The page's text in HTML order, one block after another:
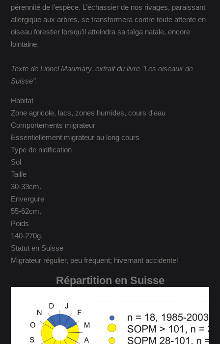
pérennité de l’espèce. L’échassier de nos rivages, paraissant
allergique aux arbres, se transformera contre toute attente en
oiseau forestier lorsqu’il atteindra sa taïga natale, encore
lointaine.
Texte de Lionel Maumary, extrait du livre "Les oiseaux de
Suisse".
Habitat
Zone agricole, lacs, zones humides, cours d'eau
Comportements migrateur
Essentiellement migrateur au long cours
Type de nidification
Sol
Taille
30-33cm.
Envergure
55-62cm.
Poids
140-270g.
Statut en Suisse
Migrateur régulier, peu fréquent; hivernant accidentel
Répartition en Suisse